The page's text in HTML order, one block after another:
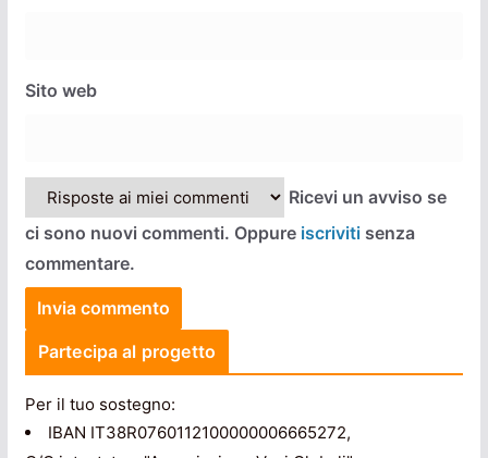
Sito web
Ricevi un avviso se
ci sono nuovi commenti. Oppure iscrivitisenza
commentare.
Partecipa al progetto
Per il tuo sostegno:
IBAN IT38R0760112100000006665272,